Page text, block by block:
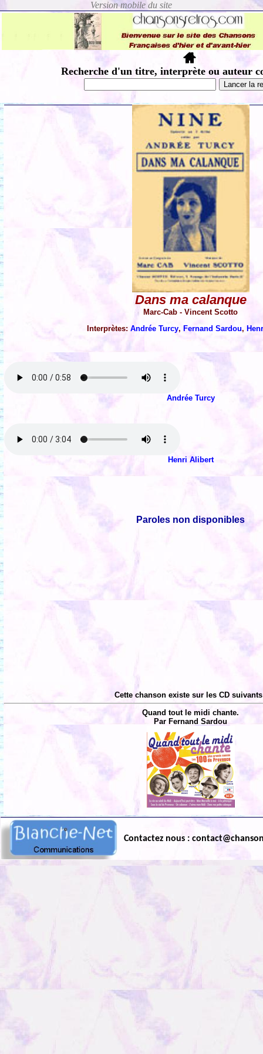
Recherche d'un titre, interprète ou auteur
Dans ma calanque
Marc-Cab - Vincent Scotto
Interprètes: Andrée Turcy, Fernand Sardou,
Andrée Turcy
Henri Alibert
Paroles non disponibles
Cette chanson existe sur les CD
Quand tout le midi chante.
Par Fernand Sardou
Contactez nous :